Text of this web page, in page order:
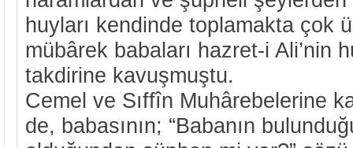
huyları kendinde toplamakta çok
mübârek babaları hazret-i Ali’nin
takdirine kavuşmuştu.
Cemel ve Sıffîn Muhârebelerine
de, babasının; “Babanın